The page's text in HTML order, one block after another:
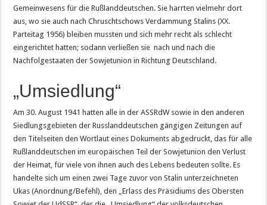
Gemeinwesens für die Rußlanddeutschen. Sie harrten vielmehr dort
aus, wo sie auch nach Chruschtschows Verdammung Stalins (XX.
Parteitag 1956) bleiben mussten und sich mehr recht als schlecht
eingerichtet hatten; sodann verließen sie nach und nach die
Nachfolgestaaten der Sowjetunion in Richtung Deutschland.
„Umsiedlung“
Am 30. August 1941 hatten alle in der ASSRdW sowie in den anderen
Siedlungsgebieten der Russlanddeutschen gängigen Zeitungen auf
den Titelseiten den Wortlaut eines Dokuments abgedruckt, das für alle
Rußlanddeutschen im europäischen Teil der Sowjetunion den Verlust
der Heimat, für viele von ihnen auch des Lebens bedeuten sollte. Es
handelte sich um einen zwei Tage zuvor von Stalin unterzeichneten
Ukas (Anordnung/Befehl), den „Erlass des Präsidiums des Obersten